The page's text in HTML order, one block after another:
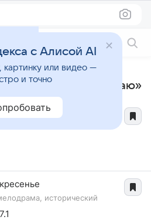
на «Страсти по Чапаю»
наши души
исторический
7.1
с Алисой AI
картинку или видео —
и точно